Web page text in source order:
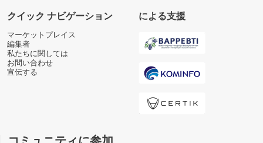
クイック ナビゲーション
マーケットプレイス
編集者
私たちに関しては
お問い合わせ
宣伝する
による支援